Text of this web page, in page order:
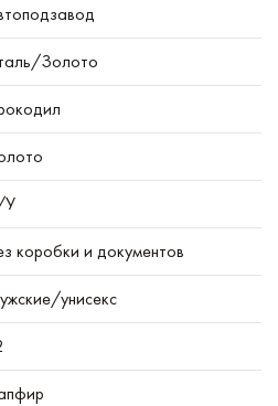
Золото
У
коробки и документов
унисекс